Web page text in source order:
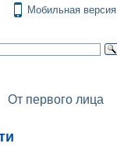
Мобильная версия
От первого лица